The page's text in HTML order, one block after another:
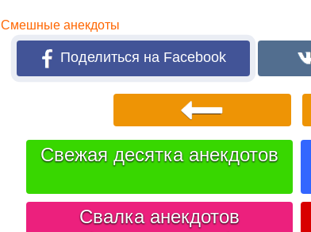
Смешные анекдоты
Поделиться на Facebook
Свежая десятка анекдотов
Свалка анекдотов